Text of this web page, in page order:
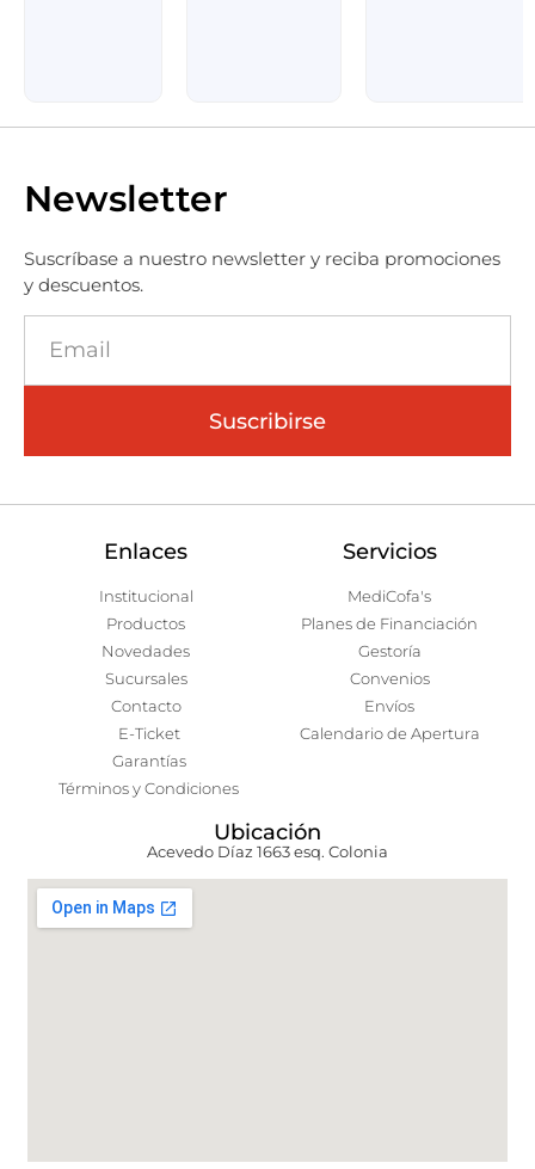
Newsletter
Suscríbase a nuestro newsletter y reciba promociones
y descuentos.
Suscribirse
Enlaces
Institucional
Productos
Novedades
Sucursales
Contacto
E-Ticket
Garantías
Términos y Condiciones
Servicios
MediCofa's
Planes de Financiación
Gestoría
Convenios
Envíos
Calendario de Apertura
Ubicación
Acevedo Díaz 1663 esq. Colonia